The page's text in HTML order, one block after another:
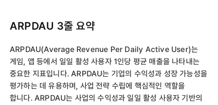
ARPDAU 3줄 요약
ARPDAU(Average Revenue Per Daily Active User)는
게임, 앱 등에서 일일 활성 사용자 1인당 평균 매출을 나타내는
중요한 지표입니다. ARPDAU는 기업의 수익성과 성장 가능성을
평가하는 데 유용하며, 사업 전략 수립에 핵심적인 역할을
합니다. ARPDAU는 사업의 수익성과 일일 활성 사용자 기반의